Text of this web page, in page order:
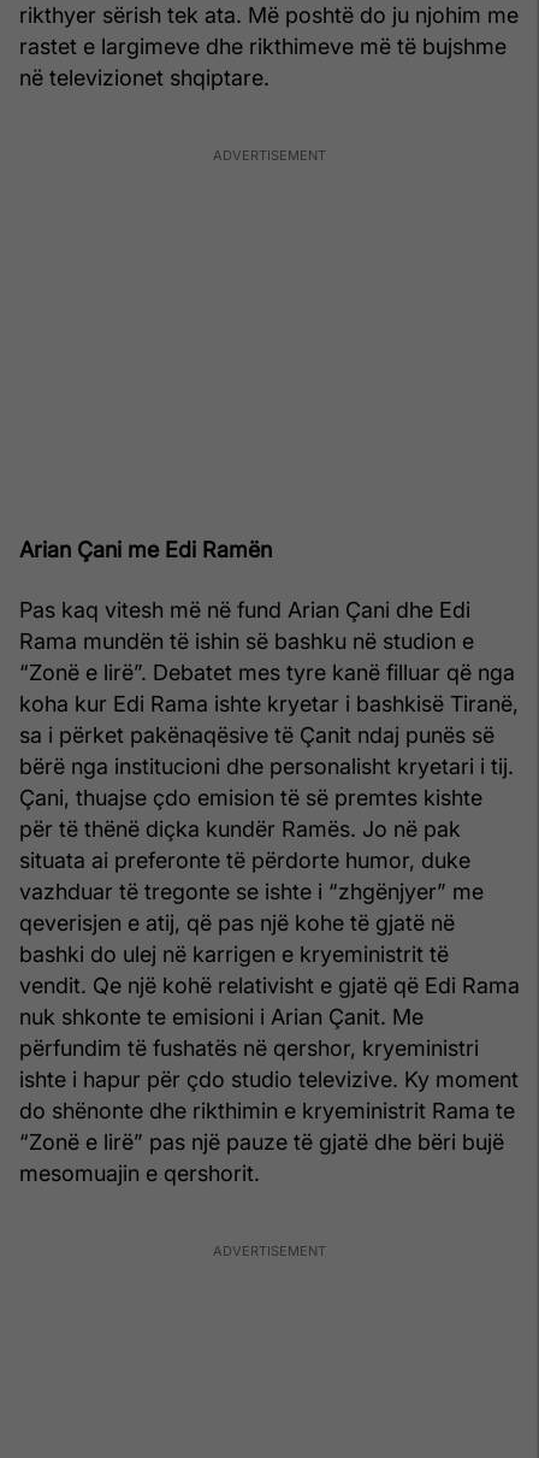
rikthyer sërish tek ata. Më poshtë do ju njohim me
rastet e largimeve dhe rikthimeve më të bujshme
në televizionet shqiptare.
Arian Çani me Edi Ramën
Pas kaq vitesh më në fund Arian Çani dhe Edi
Rama mundën të ishin së bashku në studion e
“Zonë e lirë”. Debatet mes tyre kanë filluar që nga
koha kur Edi Rama ishte kryetar i bashkisë Tiranë,
sa i përket pakënaqësive të Çanit ndaj punës së
bërë nga institucioni dhe personalisht kryetari i tij.
Çani, thuajse çdo emision të së premtes kishte
për të thënë diçka kundër Ramës. Jo në pak
situata ai preferonte të përdorte humor, duke
vazhduar të tregonte se ishte i “zhgënjyer” me
qeverisjen e atij, që pas një kohe të gjatë në
bashki do ulej në karrigen e kryeministrit të
vendit. Qe një kohë relativisht e gjatë që Edi Rama
nuk shkonte te emisioni i Arian Çanit. Me
përfundim të fushatës në qershor, kryeministri
ishte i hapur për çdo studio televizive. Ky moment
do shënonte dhe rikthimin e kryeministrit Rama te
“Zonë e lirë” pas një pauze të gjatë dhe bëri bujë
mesomuajin e qershorit.